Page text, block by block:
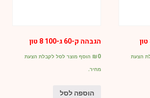
הצעת
הגבהה ק-60 ג-100 8 טון
₪0
הוסף מוצר לסל לקבלת הצעת
מחיר.
הוספה לסל